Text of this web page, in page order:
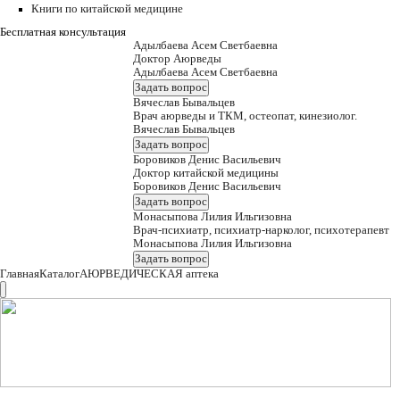
Книги по китайской медицине
Бесплатная консультация
Адылбаева Асем Светбаевна
Доктор Аюрведы
Адылбаева Асем Светбаевна
Задать вопрос
Вячеслав Бывальцев
Врач аюрведы и ТКМ, остеопат, кинезиолог.
Вячеслав Бывальцев
Задать вопрос
Боровиков Денис Васильевич
Доктор китайской медицины
Боровиков Денис Васильевич
Задать вопрос
Монасыпова Лилия Ильгизовна
Врач-психиатр, психиатр-нарколог, психотерапевт
Монасыпова Лилия Ильгизовна
Задать вопрос
ГлавнаяКаталогАЮРВЕДИЧЕСКАЯ аптека